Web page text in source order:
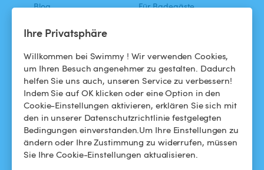
Ihre Privatsphäre
Willkommen bei Swimmy ! Wir verwenden Cookies,
um Ihren Besuch angenehmer zu gestalten. Dadurch
helfen Sie uns auch, unseren Service zu verbessern!
Indem Sie auf OK klicken oder eine Option in den
Cookie-Einstellungen aktivieren, erklären Sie sich mit
den in unserer Datenschutzrichtlinie festgelegten
Bedingungen einverstanden.Um Ihre Einstellungen zu
ändern oder Ihre Zustimmung zu widerrufen, müssen
Sie Ihre Cookie-Einstellungen aktualisieren.
Blog
Swimmy in den Medien
Das Swimmy-Abenteuer
Für Badegäste
Meinen Pool vermieten
So funktioniert's
HILFE
Helpdesk
Allgemeine
FOLGEN SIE UNS
Facebook
Instagram